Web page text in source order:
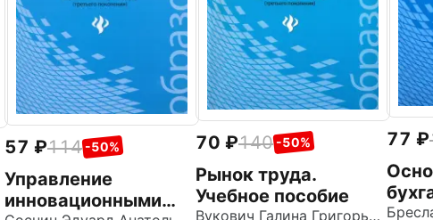
57 114 -50%
Управление
инновационными
70 140 -50%
Рынок труда.
Учебное пособие
Вукович Галина Григорьевна
77